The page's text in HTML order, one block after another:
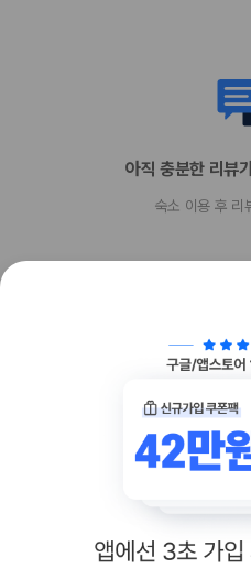
장애인 안내 동물은 요금 및 제한 사
아직 충분한 리뷰
숙소 이용 후 리
함께 가는 친구에게
카카오톡